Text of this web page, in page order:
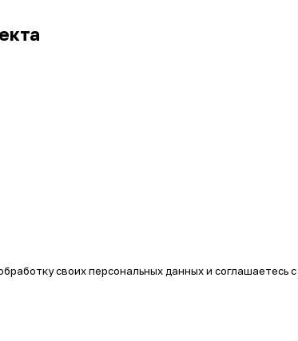
своих персональных данных и соглашаетесь с